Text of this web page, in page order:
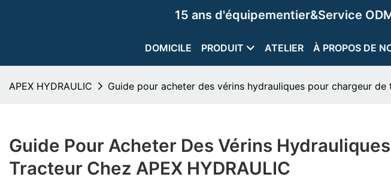
15 ans d'équipementier&Service
DOMICILE PRODUIT ATELIER À PROPOS DE
APEX HYDRAULIC Guide pour acheter des vérins hydrauliques pour chargeur de
Guide Pour Acheter Des Vérins
Tracteur Chez APEX HYDRAULIC